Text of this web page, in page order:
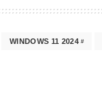
WINDOWS 11 2024